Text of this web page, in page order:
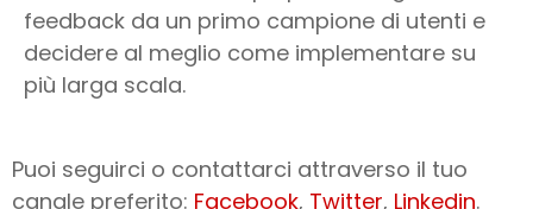
feedback da un primo campione di utenti e
decidere al meglio come implementare su
più larga scala.
Puoi seguirci o contattarci attraverso il tuo
canale preferito: Facebook, Twitter, Linkedin.